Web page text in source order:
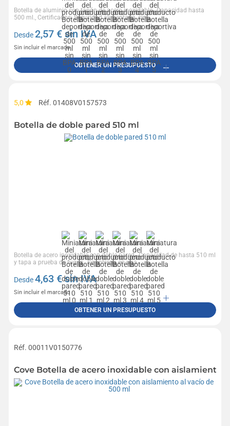
Botella de aluminio con tapón de acero inoxidable., Capacidad hasta
500 ml., Certificados: Seguridad alimentaria, sin...
Desde2,57 € sin IVA
Sin incluir el marcado
OBTENER UN PRESUPUESTO
5,0 Réf. 01408V0157573
Botella de doble pared 510 ml
Botella de acero inoxidable con doble pared., Capacidad de hasta 510 ml
y tapa a prueba de fugas., Se entrega en una...
Desde4,63 € sin IVA
Sin incluir el marcado
OBTENER UN PRESUPUESTO
Réf. 00011V0150776
Cove Botella de acero inoxidable con aislamiento